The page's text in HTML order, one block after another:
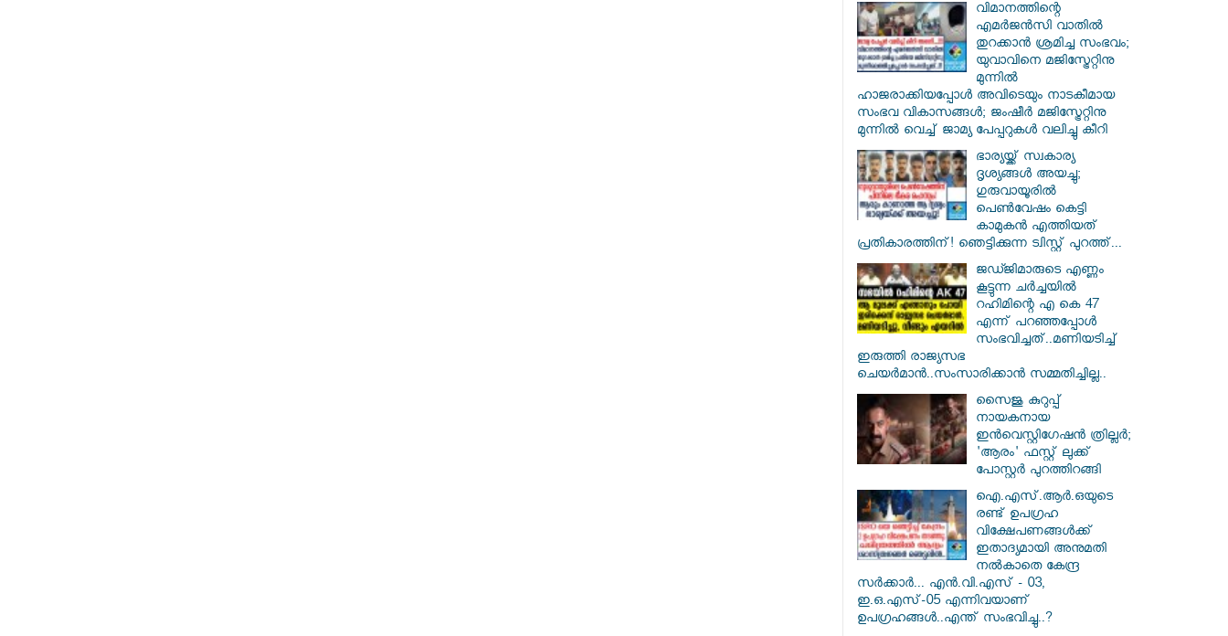
വിമാനത്തിന്റെ
എമർജൻസി വാതിൽ
തുറക്കാൻ ശ്രമിച്ച സംഭവം;
യുവാവിനെ മജിസ്ട്രേറ്റിനു
മുന്നിൽ
ഹാജരാക്കിയപ്പോൾ അവിടെയും നാടകീമായ
സംഭവ വികാസങ്ങൾ; ജംഷീർ മജിസ്ട്രേറ്റിനു
മുന്നിൽ വെച്ച് ജാമ്യ പേപ്പറുകൾ വലിച്ചു കീറി
ഭാര്യയ്ക്ക് സ്വകാര്യ
ദൃശ്യങ്ങൾ അയച്ചു;
ഗുരുവായൂരിൽ
പെൺവേഷം കെട്ടി
കാമുകൻ എത്തിയത്
പ്രതികാരത്തിന്! ഞെട്ടിക്കുന്ന ട്വിസ്റ്റ് പുറത്ത്...
ജഡ്ജിമാരുടെ എണ്ണം
കൂട്ടുന്ന ചർച്ചയിൽ
റഹിമിന്റെ എ കെ 47
എന്ന് പറഞ്ഞപ്പോൾ
സംഭവിച്ചത്..മണിയടിച്ച്
ഇരുത്തി രാജ്യസഭ
ചെയർമാൻ..സംസാരിക്കാൻ സമ്മതിച്ചില്ല..
സൈജു കുറുപ്പ്
നായകനായ
ഇൻവെസ്റ്റിഗേഷൻ ത്രില്ലർ;
'ആരം' ഫസ്റ്റ് ലുക്ക്
പോസ്റ്റർ പുറത്തിറങ്ങി
ഐ.എസ്.ആർ.ഒയുടെ
രണ്ട് ഉപഗ്രഹ
വിക്ഷേപണങ്ങൾക്ക്
ഇതാദ്യമായി അനുമതി
നൽകാതെ കേന്ദ്ര
സർക്കാർ... എൻ.വി.എസ് - 03,
ഇ.ഒ.എസ്-05 എന്നിവയാണ്
ഉപഗ്രഹങ്ങൾ..എന്ത് സംഭവിച്ചു..?